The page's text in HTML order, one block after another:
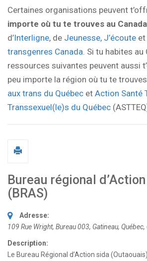
Certaines organisations peuvent
importe où tu te trouves au Canada
d’Interligne, de Jeunesse, J’écoute et
transgenres Canada. Si tu habites au
ressources suivantes peuvent aussi
peu importe la région où tu te
aux trans du Québec et Action Santé
Transsexuel(le)s du Québec
Bureau régional
(BRAS)
Adresse:
109 Rue Wright, Bureau 003, Gatineau,
Description:
Le Bureau Régional d’Action sida